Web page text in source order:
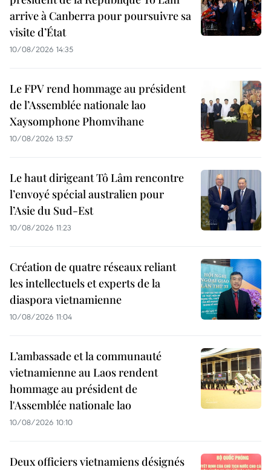
arrive à Canberra pour poursuivre sa
visite d’État
10/08/2026 14:35
Le FPV rend hommage au président
de l’Assemblée nationale lao
Xaysomphone Phomvihane
10/08/2026 13:57
Le haut dirigeant Tô Lâm rencontre
l’envoyé spécial australien pour
l’Asie du Sud-Est
10/08/2026 11:23
Création de quatre réseaux reliant
les intellectuels et experts de la
diaspora vietnamienne
10/08/2026 11:04
L’ambassade et la communauté
vietnamienne au Laos rendent
hommage au président de
l'Assemblée nationale lao
10/08/2026 10:10
Deux officiers vietnamiens désignés